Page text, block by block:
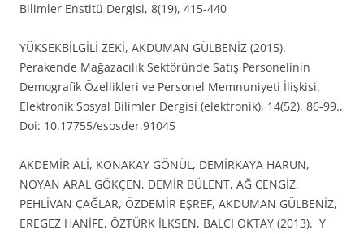
Bilimler Enstitü Dergisi, 8(19), 415-440
YÜKSEKBİLGİLİ ZEKİ, AKDUMAN GÜLBENİZ (2015).
Perakende Mağazacılık Sektöründe Satış Personelinin
Demografik Özellikleri ve Personel Memnuniyeti İlişkisi.
Elektronik Sosyal Bilimler Dergisi (elektronik), 14(52), 86-99.,
Doi: 10.17755/esosder.91045
AKDEMİR ALİ, KONAKAY GÖNÜL, DEMİRKAYA HARUN,
NOYAN ARAL GÖKÇEN, DEMİR BÜLENT, AĞ CENGİZ,
PEHLİVAN ÇAĞLAR, ÖZDEMİR EŞREF, AKDUMAN GÜLBENİZ,
EREGEZ HANİFE, ÖZTÜRK İLKSEN, BALCI OKTAY (2013). Y